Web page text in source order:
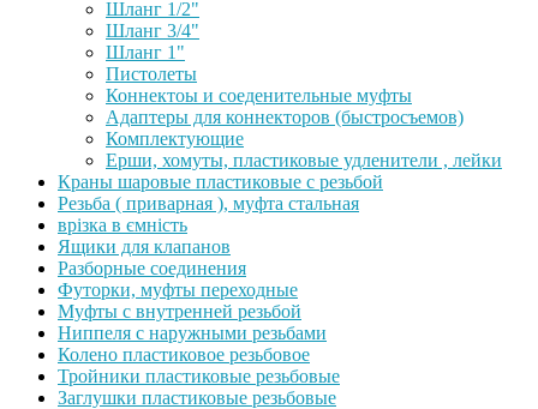
Шланг 1/2"
Шланг 3/4"
Шланг 1"
Пистолеты
Коннектоы и соеденительные муфты
Адаптеры для коннекторов (быстросъемов)
Комплектующие
Ерши, хомуты, пластиковые удленители , лейки
Краны шаровые пластиковые с резьбой
Резьба ( приварная ), муфта стальная
врізка в ємність
Ящики для клапанов
Разборные соединения
Футорки, муфты переходные
Муфты с внутренней резьбой
Ниппеля с наружными резьбами
Колено пластиковое резьбовое
Тройники пластиковые резьбовые
Заглушки пластиковые резьбовые